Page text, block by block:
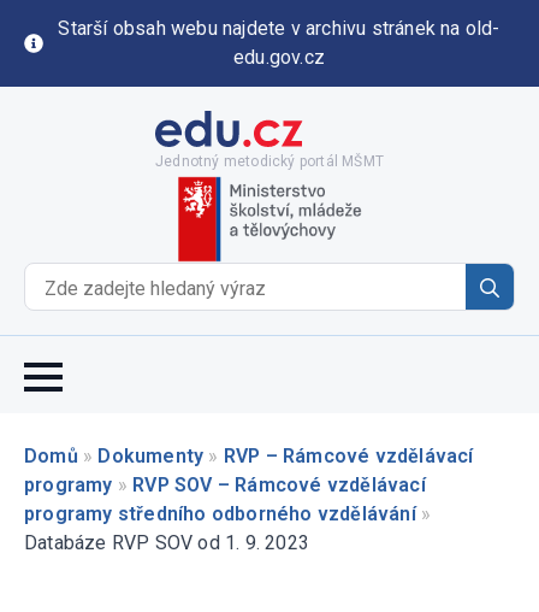
Starší obsah webu najdete v archivu stránek na old-
edu.gov.cz
Jednotný metodický portál MŠMT
Domů » Dokumenty » RVP – Rámcové vzdělávací
programy » RVP SOV – Rámcové vzdělávací
programy středního odborného vzdělávání »
Databáze RVP SOV od 1. 9. 2023